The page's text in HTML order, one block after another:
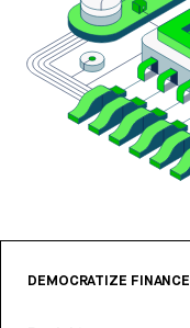
DEMOCRATIZE